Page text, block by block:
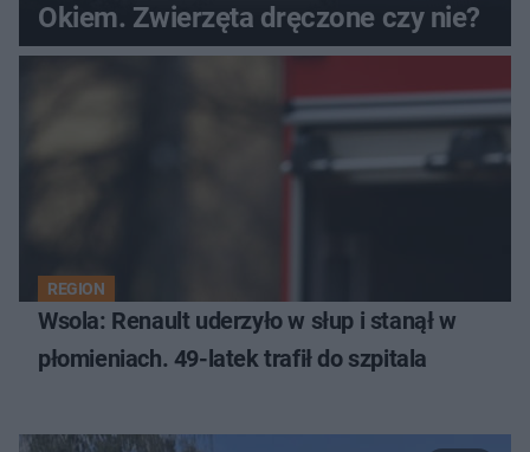
Okiem. Zwierzęta dręczone czy nie?
REGION
Wsola: Renault uderzyło w słup i stanął w
płomieniach. 49-latek trafił do szpitala